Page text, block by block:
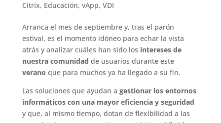
Citrix, Educación, vApp, VDI
Arranca el mes de septiembre y, tras el parón
estival, es el momento idóneo para echar la vista
atrás y analizar cuáles han sido los intereses de
nuestra comunidad de usuarios durante este
verano que para muchos ya ha llegado a su fin.
Las soluciones que ayudan a gestionar los entornos
informáticos con una mayor eficiencia y seguridad
y que, al mismo tiempo, dotan de flexibilidad a las